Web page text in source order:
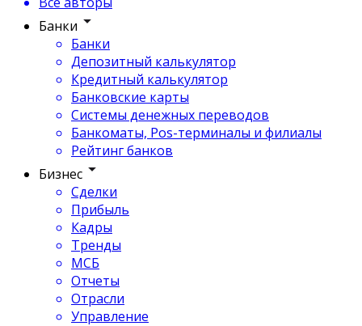
Банки
Банки
Депозитный калькулятор
Кредитный калькулятор
Банковские карты
Системы денежных переводов
Банкоматы, Pos-терминалы и филиалы
Рейтинг банков
Бизнес
Сделки
Прибыль
Кадры
Тренды
МСБ
Отчеты
Отрасли
Управление